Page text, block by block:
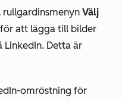
rullgardinsmenyn Välj
för att lägga till bilder
Detta är
omröstning för